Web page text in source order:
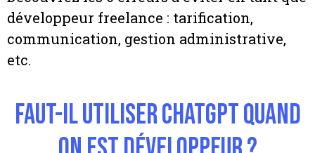
développeur freelance : tarification,
communication, gestion administrative,
etc.
Faut-il utiliser ChatGPT quand